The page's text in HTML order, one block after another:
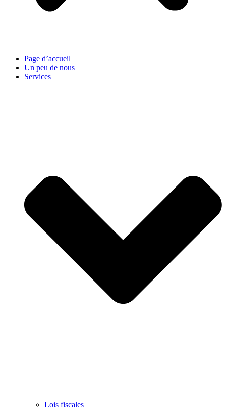
Page d’accueil
Un peu de nous
Services
Lois fiscales